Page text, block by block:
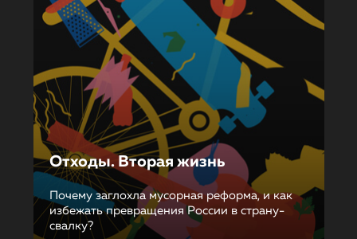
Отходы. Вторая жизнь
Почему заглохла мусорная реформа, и как
избежать превращения России в страну-
свалку?